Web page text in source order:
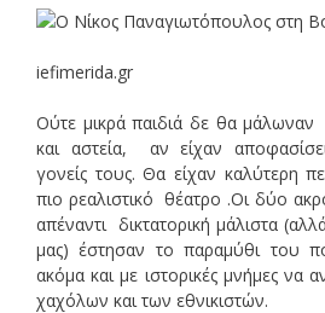
iefimerida.gr
Ούτε μικρά παιδιά δε θα
και αστεία, αν είχαν
γονείς τους. Θα είχαν καλύτερη
πιο ρεαλιστικό θέατρο .Οι δύο
απέναντι δικτατορική μάλιστα
μας) έστησαν το παραμύθι του
ακόμα και με ιστορικές μνήμες να
χαχόλων και των εθνικιστών.